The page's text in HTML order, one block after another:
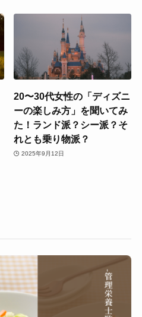
20〜30代女性の「ディズニ
ーの楽しみ方」を聞いてみ
た！ランド派？シー派？そ
れとも乗り物派？
2025年9月12日